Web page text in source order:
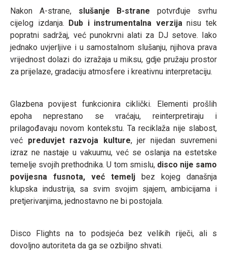
Nakon A-strane, slušanje B-stranepotvrđuje svrhu
cijelog izdanja. Dub i instrumentalna verzijanisu tek
popratni sadržaj, već punokrvni alati za DJ setove. Iako
jednako uvjerljive i u samostalnom slušanju, njihova prava
vrijednost dolazi do izražaja u miksu, gdje pružaju prostor
za prijelaze, gradaciju atmosfere i kreativnu interpretaciju.
Glazbena povijest funkcionira ciklički. Elementi prošlih
epoha neprestano se vraćaju, reinterpretiraju i
prilagođavaju novom kontekstu. Ta reciklaža nije slabost,
već preduvjet razvoja kulture, jer nijedan suvremeni
izraz ne nastaje u vakuumu, već se oslanja na estetske
temelje svojih prethodnika. U tom smislu, disco nije samo
povijesna fusnota, već temelj
bez kojeg današnja
klupska industrija, sa svim svojim sjajem, ambicijama i
pretjerivanjima, jednostavno ne bi postojala.
Disco Flights na to podsjeća bez velikih riječi, ali s
dovoljno autoriteta da ga se ozbiljno shvati.